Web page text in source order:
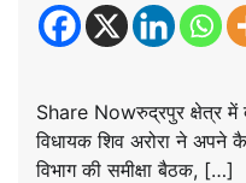
Share Nowरुद्रपुर क्षेत्र में
विधायक शिव अरोरा ने अपने
विभाग की समीक्षा बैठक, […]